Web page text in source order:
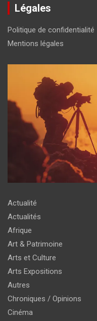
Légales
Politique de confidentialité
Mentions légales
Actualité
Actualités
Afrique
Art & Patrimoine
Arts et Culture
Arts Expositions
Autres
Chroniques / Opinions
Cinéma